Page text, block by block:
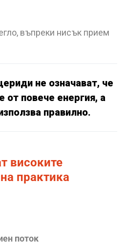
въпреки нисък прием
не означават, че
от повече енергия, а
правилно.
високите
практика
поток